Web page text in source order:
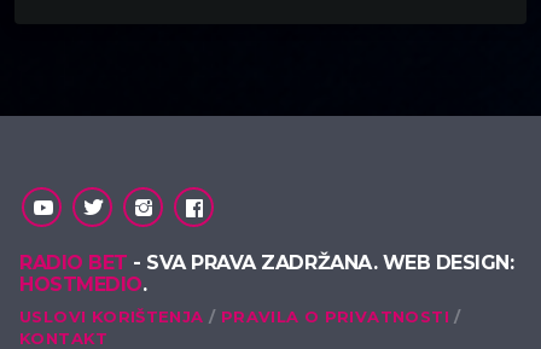
RADIO BET - SVA PRAVA ZADRŽANA. WEB DESIGN:
HOSTMEDIO.
USLOVI KORIŠTENJA
PRAVILA O PRIVATNOSTI
KONTAKT